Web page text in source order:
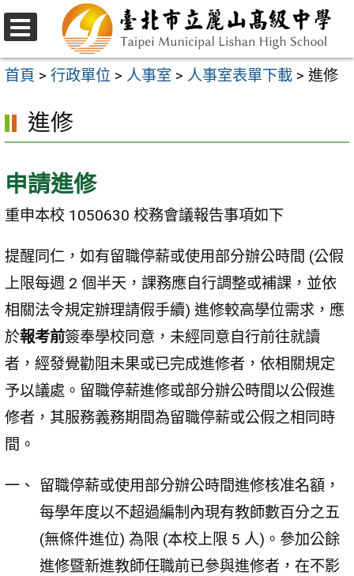
跳
至
主
內
容
區
選
單
首頁 > 行政單位 > 人事室 > 人事室表單下載 > 進修
進修
申請進修
重申本校 1050630 校務會議報告事項如下
提醒同仁，如有留職停薪或使用部分辦公時間 (公假
上限每週 2 個半天，課務應自行調整或補課，並依
相關法令規定辦理請假手續) 進修較高學位需求，應
於報考前簽奉學校同意，未經同意自行前往就讀
者，經發覺勸阻未果或已完成進修者，依相關規定
予以議處。留職停薪進修或部分辦公時間以公假進
修者，其服務義務期間為留職停薪或公假之相同時
間。
留職停薪或使用部分辦公時間進修核准名額，
每學年度以不超過編制內現有教師數百分之五
(無條件進位) 為限 (本校上限 5 人)。參加公餘
進修暨新進教師任職前已參與進修者，在不影